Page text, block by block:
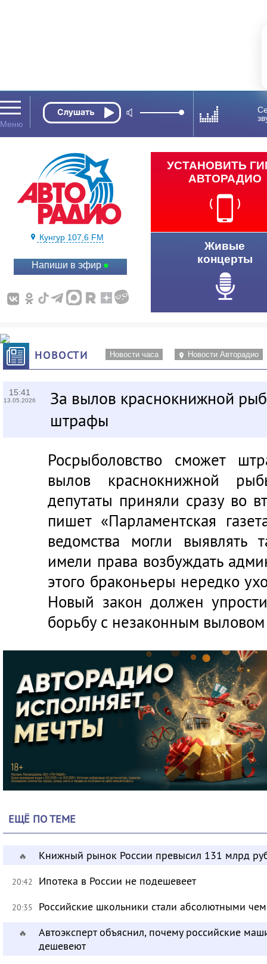
Кунгур 107,6 FM
Напиши в эфир
УСТАНОВИТЬ
АВТОРАДИО
Живые
концерты
НОВОСТИ Новости часа Новости Авторадио
15:41
13.05.2026
За вылов краснокнижной
штрафы
Росрыболовство сможет
вылов краснокнижной
депутаты приняли сразу во
пишет «Парламентская
ведомства могли
имели права возбуждать
этого браконьеры нередко
Новый закон должен
борьбу с незаконным
ЕЩЁ ПО ТЕМЕ
🔥 Книжный рынок России превысил 131 млрд
20:42 Ипотека в России не подешевеет
20:35 Российские школьники стали абсолютными
🔥
Автоэксперт объяснил, почему российские
дешевеют